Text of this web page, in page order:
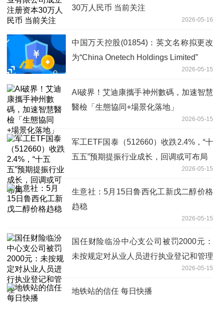
30万人民币 当前关注
2026-05-16
中国万天控股(01854)：英文名称拟更改
为“China Onetech Holdings Limited”
2026-05-15
AI破界！艾迪康攜手神州數碼，加速智慧
醫檢「生態協同+場景化落地」
2026-05-15
军工ETF国泰（512660）收跌2.4%，“十
五五”预期提振行业成长，回调或可布局
2026-05-15
生意社：5月15日鲁西化工新戊二醇价格
趋稳
2026-05-15
国任财险临汾中心支公司被罚2000元：
未按规定对从业人员进行执业登记和管理
2026-05-15
地铁站的信任 每日快播